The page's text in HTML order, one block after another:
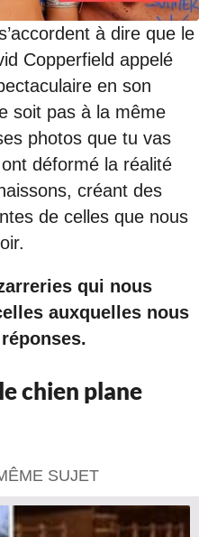
à dire que le
Copperfield appelé
en son
soit pas à la même
photos que tu vas
déformé la réalité
créant des
de celles que nous
qui nous
auxquelles nous
chien plane
SUJET